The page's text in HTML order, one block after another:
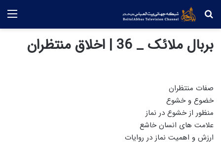
جستجو
بربال ملائک _ 36 | اخلاق منتظران
صفات منتظران
خضوع و خشوع
منظور از خشوع در نماز
علامت های انسان خاشع
ارزش و اهمیت نماز در روایات